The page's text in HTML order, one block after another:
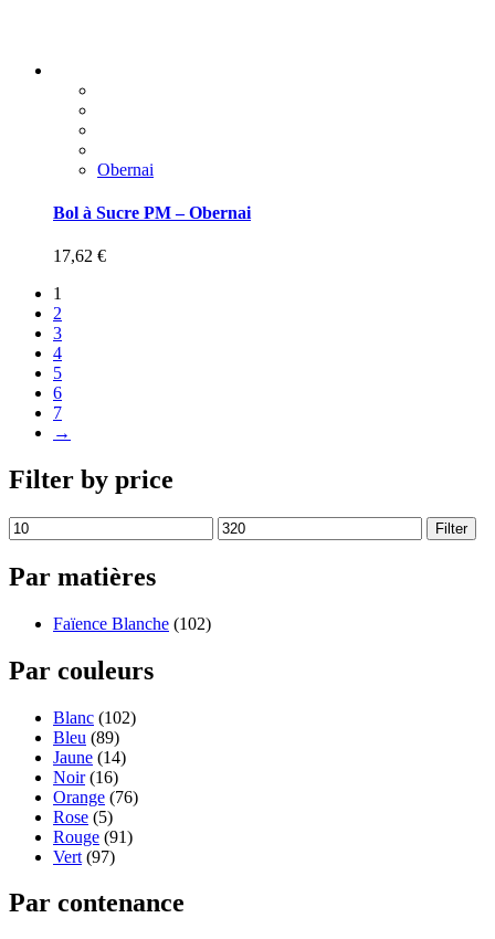
Obernai
Bol à Sucre PM – Obernai
17,62 €
1
2
3
4
5
6
7
→
Filter by price
Filter
Par matières
Faïence Blanche (102)
Par couleurs
Blanc (102)
Bleu (89)
Jaune (14)
Noir (16)
Orange (76)
Rose (5)
Rouge (91)
Vert (97)
Par contenance